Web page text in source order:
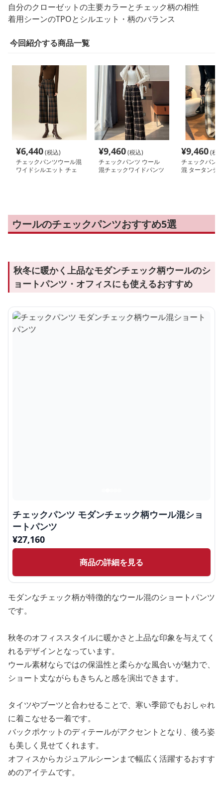
自分のクローゼットの主要カラーとチェック柄の相性
着用シーンのTPOとシルエット・柄のバランス
今回紹介する商品一覧
¥6,440(税込)
チェックパンツウール混
ワイドシルエット チェ
¥9,460(税込)
チェックパンツ ウール
混チェックワイドパンツ
¥9,460(税
チェックパン
混 タータンチ
ウールのチェックパンツおすすめ5選
秋冬に暖かく上品なモダンチェック柄ウールのシ
ョートパンツ・オフィスにも使えるおすすめ
チェックパンツ モダンチェック柄ウール混ショ
ートパンツ
¥27,160
商品の詳細を見る
モダンなチェック柄が特徴的なウール混のショートパンツ
です。
秋冬のオフィススタイルに暖かさと上品な印象を与えてく
れるデザインとなっています。
ウール素材ならではの保温性と柔らかな風合いが魅力で、
ショート丈ながらもきちんと感を演出できます。
タイツやブーツと合わせることで、寒い季節でもおしゃれ
に着こなせる一着です。
バックポケットのディテールがアクセントとなり、後ろ姿
も美しく見せてくれます。
オフィスからカジュアルシーンまで幅広く活躍するおすす
めのアイテムです。